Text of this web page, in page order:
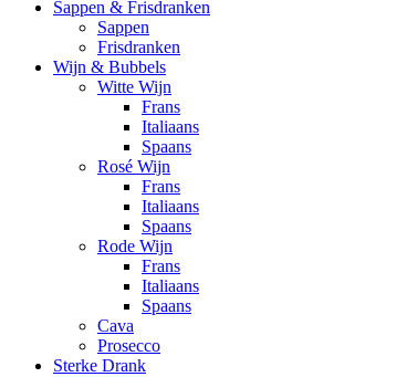
Sappen & Frisdranken
Sappen
Frisdranken
Wijn & Bubbels
Witte Wijn
Frans
Italiaans
Spaans
Rosé Wijn
Frans
Italiaans
Spaans
Rode Wijn
Frans
Italiaans
Spaans
Cava
Prosecco
Sterke Drank